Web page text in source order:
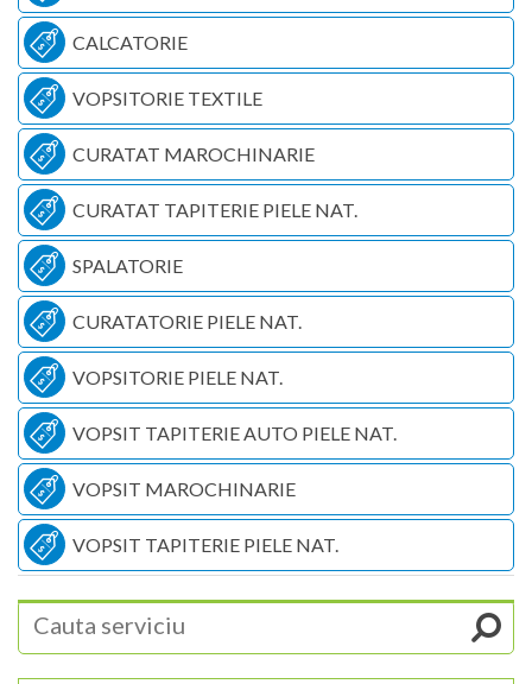
CALCATORIE
VOPSITORIE TEXTILE
CURATAT MAROCHINARIE
CURATAT TAPITERIE PIELE NAT.
SPALATORIE
CURATATORIE PIELE NAT.
VOPSITORIE PIELE NAT.
VOPSIT TAPITERIE AUTO PIELE NAT.
VOPSIT MAROCHINARIE
VOPSIT TAPITERIE PIELE NAT.